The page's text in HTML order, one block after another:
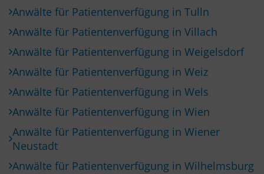
Anwälte für Patientenverfügung in Tulln
Anwälte für Patientenverfügung in Villach
Anwälte für Patientenverfügung in Weigelsdorf
Anwälte für Patientenverfügung in Weiz
Anwälte für Patientenverfügung in Wels
Anwälte für Patientenverfügung in Wien
Anwälte für Patientenverfügung in Wiener
Neustadt
Anwälte für Patientenverfügung in Wilhelmsburg